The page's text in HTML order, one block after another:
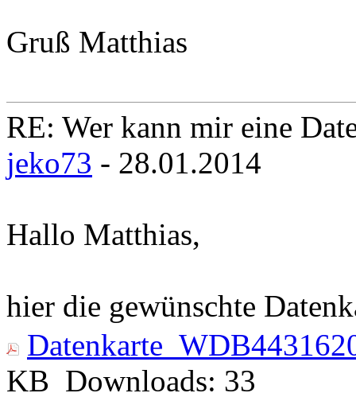
Gruß Matthias
RE: Wer kann mir eine
jeko73 - 28.01.2014
Hallo Matthias,
hier die gewünschte
KB Downloads: 33